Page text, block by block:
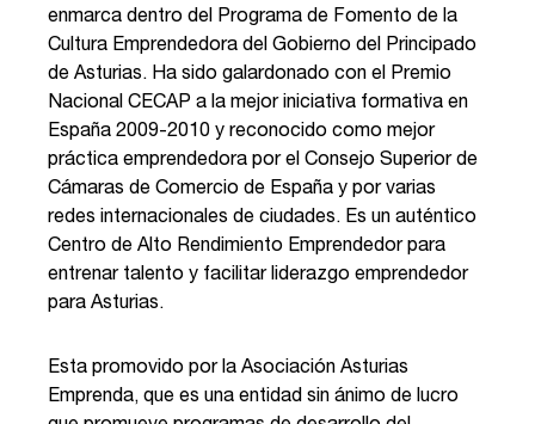
enmarca dentro del Programa de Fomento de la
Cultura Emprendedora del Gobierno del Principado
de Asturias. Ha sido galardonado con el Premio
Nacional CECAP a la mejor iniciativa formativa en
España 2009-2010 y reconocido como mejor
práctica emprendedora por el Consejo Superior de
Cámaras de Comercio de España y por varias
redes internacionales de ciudades. Es un auténtico
Centro de Alto Rendimiento Emprendedor para
entrenar talento y facilitar liderazgo emprendedor
para Asturias.
Esta promovido por la Asociación Asturias
Emprenda, que es una entidad sin ánimo de lucro